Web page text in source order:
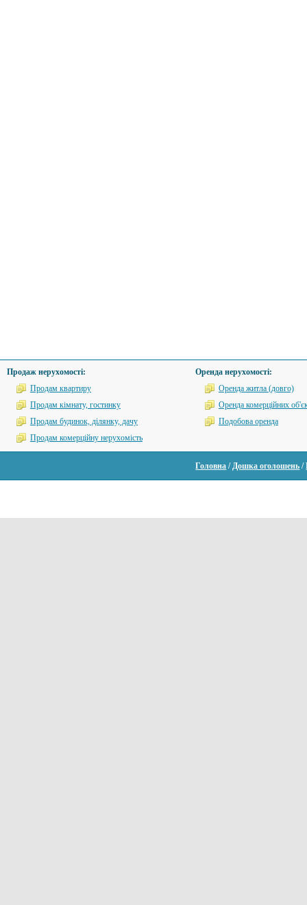
Оренда нерухомості:
Оренда житла (довго)
Оренда комерційних
Подобова оренда
Продаж нерухомості:
Продам квартиру
Продам кімнату, гостинку
Продам будинок, ділянку, дачу
Продам комерційну нерухомість
Головна /Дошка оголошень /